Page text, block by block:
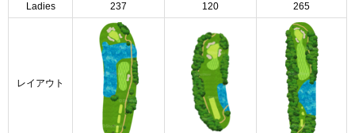
Ladies 237 120 265
レイアウト